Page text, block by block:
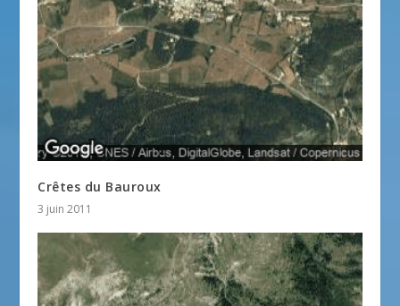
Crêtes du Bauroux
3 juin 2011